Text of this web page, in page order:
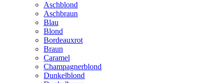
Aschblond
Aschbraun
Blau
Blond
Bordeauxrot
Braun
Caramel
Champagnerblond
Dunkelblond